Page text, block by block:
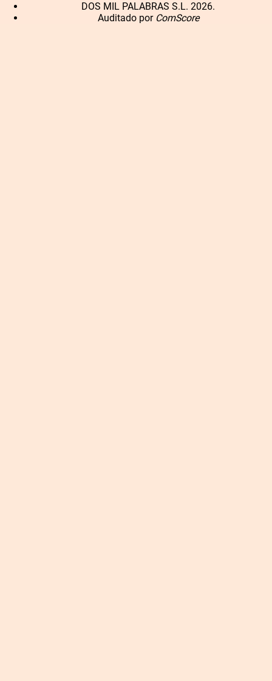
DOS MIL PALABRAS S.L. 2026.
Auditado por ComScore